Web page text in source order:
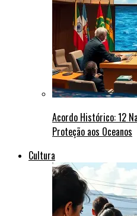
Acordo Histórico: 12
Proteção aos Oceanos
Cultura